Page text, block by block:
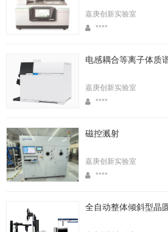
嘉庚创新实验室
****
电感耦合等离子体质
嘉庚创新实验室
****
磁控溅射
嘉庚创新实验室
****
全自动整体倾斜型晶